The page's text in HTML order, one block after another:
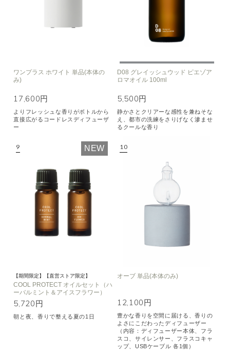
ワンプラス ホワイト 単品(本体の
み)
17,600円
よりフレッシュな香りがボトルから
直接広がるコードレスディフューザ
ー
D08 グレイッシュウッド ピエゾア
ロマオイル 100ml
5,500円
静かさとクリアーな感性を兼ねそな
え、都市の洗練をさりげなく滲ませ
るクールな香り
NEW
【期間限定】【直営ストア限定】
COOL PROTECT オイルセット（ハ
ーバルミント＆アイスフラワー）
5,720円
朝と夜、香りで整える夏の1日
オーブ 単品(本体のみ)
12,100円
豊かな香りを空間に届ける、香りの
よさにこだわったディフューザー
（内容：ディフューザー本体、フラ
スコ、サイレンサー、フラスコキャ
ップ、USBケーブル 各1個）